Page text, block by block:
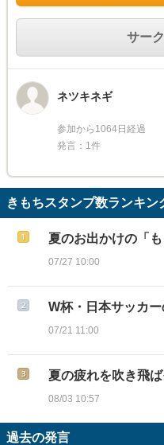
サー
ネツキネギ
参加から1064日経過
発言：1件
きもちスタンプ数ランキン
夏のお出かけの「
07/27 10:00
W杯・日本サッカ
07/21 11:00
夏の疲れを吹き飛
08/03 10:57
過去の発言